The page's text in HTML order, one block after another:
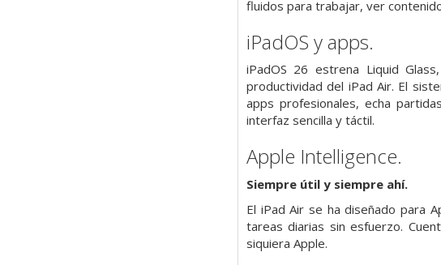
fluidos para trabajar, ver
iPadOS y apps.
iPadOS 26 estrena Liquid
productividad del iPad Air. El
apps profesionales, echa
interfaz sencilla y táctil.
Apple Intelligence.
Siempre útil y siempre ahí.
El iPad Air se ha diseñado para
tareas diarias sin esfuerzo.
siquiera Apple.